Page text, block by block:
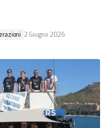
2 Giugno 2026